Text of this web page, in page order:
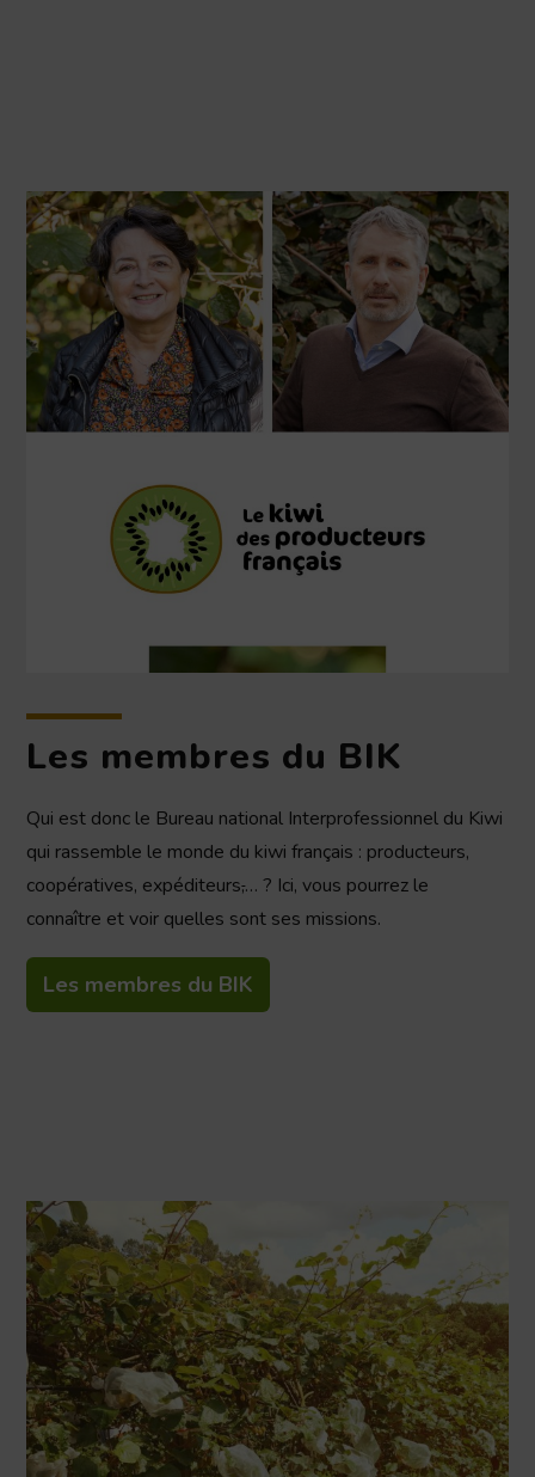
Les membres du BIK
Qui est donc le Bureau national Interprofessionnel du Kiwi
qui rassemble le monde du kiwi français : producteurs,
coopératives, expéditeurs,… ? Ici, vous pourrez le
connaître et voir quelles sont ses missions.
Les membres du BIK